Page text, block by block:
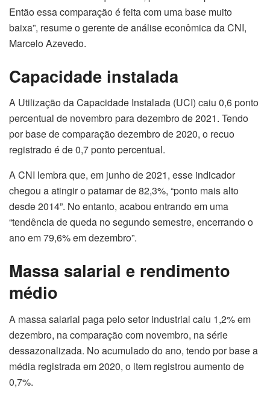
Então essa comparação é feita com uma base muito
baixa”, resume o gerente de análise econômica da CNI,
Marcelo Azevedo.
Capacidade instalada
A Utilização da Capacidade Instalada (UCI) caiu 0,6 ponto
percentual de novembro para dezembro de 2021. Tendo
por base de comparação dezembro de 2020, o recuo
registrado é de 0,7 ponto percentual.
A CNI lembra que, em junho de 2021, esse indicador
chegou a atingir o patamar de 82,3%, “ponto mais alto
desde 2014”. No entanto, acabou entrando em uma
“tendência de queda no segundo semestre, encerrando o
ano em 79,6% em dezembro”.
Massa salarial e rendimento
médio
A massa salarial paga pelo setor industrial caiu 1,2% em
dezembro, na comparação com novembro, na série
dessazonalizada. No acumulado do ano, tendo por base a
média registrada em 2020, o item registrou aumento de
0,7%.